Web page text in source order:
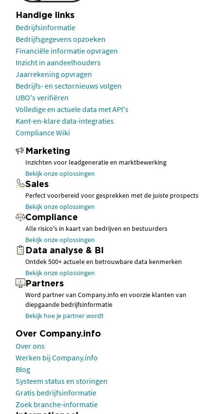
Handige links
Bedrijfsinformatie
Bedrijfsgegevens opzoeken
Financiële informatie opvragen
Inzicht in aandeelhouders
Jaarrekening opvragen
Bedrijfs- en sectornieuws volgen
UBO's verifiëren
Volledige en actuele data met API's
Kant-en-klare data-integraties
Compliance Wiki
Marketing
Inzichten voor leadgeneratie en marktbewerking
Bekijk onze oplossingen
Sales
Perfect voorbereid voor gesprekken met de juiste prospects
Bekijk onze oplossingen
Compliance
Alle risico's in kaart van bedrijven en bestuurders
Bekijk onze oplossingen
Data analyse & BI
Ontdek 500+ actuele en betrouwbare data kenmerken
Bekijk onze oplossingen
Partners
Word partner van Company.info en voorzie klanten van
diepgaande bedrijfsinformatie
Bekijk hoe je partner wordt
Over Company.info
Over ons
Werken bij Company.info
Blog
Systeem status en storingen
Gratis bedrijfsinformatie
Zoek branche-informatie